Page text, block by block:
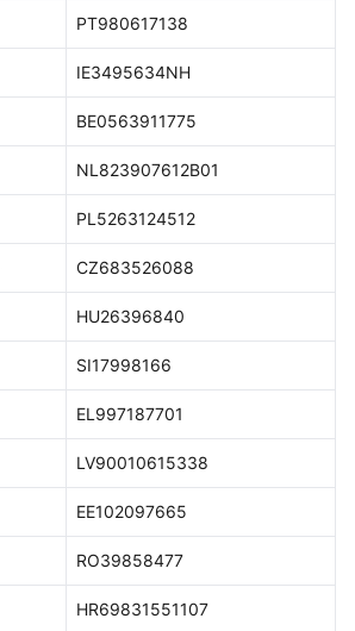
PT980617138
IE3495634NH
BE0563911775
NL823907612B01
PL5263124512
CZ683526088
HU26396840
SI17998166
EL997187701
LV90010615338
EE102097665
RO39858477
HR69831551107